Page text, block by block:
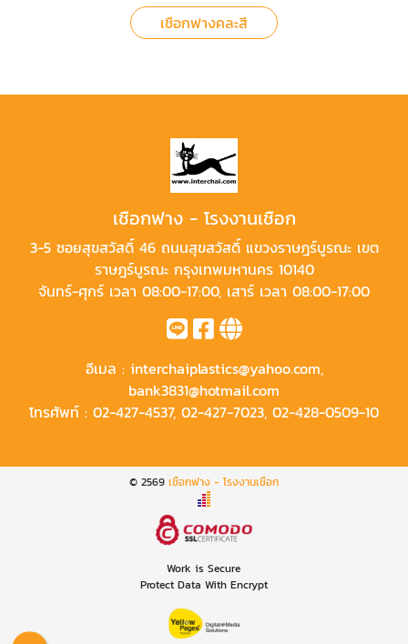
เชือกฟางคละสี
เชือกฟาง - โรงงานเชือก
3-5 ซอยสุขสวัสดิ์ 46 ถนนสุขสวัสดิ์ แขวงราษฎร์บูรณะ เขต
ราษฎร์บูรณะ กรุงเทพมหานคร 10140
จันทร์-ศุกร์ เวลา 08:00-17:00, เสาร์ เวลา 08:00-17:00
อีเมล : interchaiplastics@yahoo.com,
bank3831@hotmail.com
โทรศัพท์ : 02-427-4537, 02-427-7023, 02-428-0509-10
© 2569 เชือกฟาง - โรงงานเชือก
Work is Secure
Protect Data With Encrypt